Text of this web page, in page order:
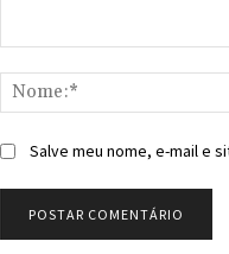
Salve meu nome, e-mail e